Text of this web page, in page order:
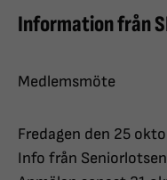
Information från
Medlemsmöte
Fredagen den 25
Info från